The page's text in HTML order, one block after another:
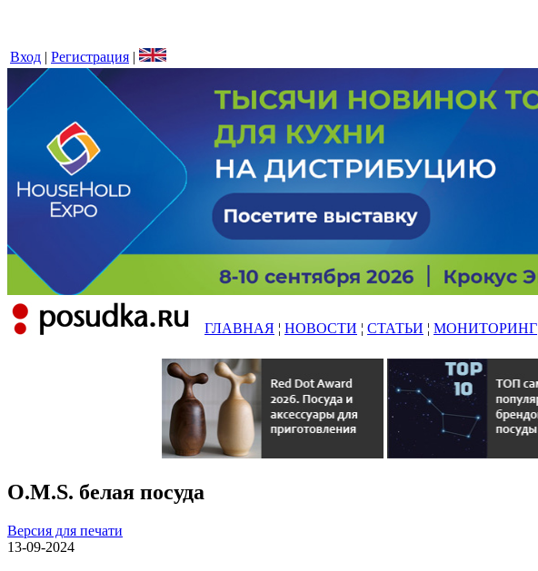
Вход | Регистрация |
ГЛАВНАЯ ¦ НОВОСТИ ¦ СТАТЬИ ¦ МОНИТОРИНГ
O.M.S. белая посуда
Версия для печати
13-09-2024